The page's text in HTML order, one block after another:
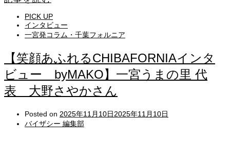
PICK UP
インタビュー
一宮発コラム・千葉フォルニア
【笑顔あふれるCHIBAFORNIAインタ
ビュー byMAKO】一宮うまの里 代
表 大野さやかさん
Posted on 2025年11月10日2025年11月10日
バイザシー 編集部